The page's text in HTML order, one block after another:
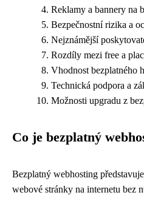
Reklamy a bannery na
Bezpečnostní rizika a
Nejznámější
Rozdíly mezi free a
Vhodnost bezplatného
Technická podpora a
Možnosti upgradu z
Co je bezplatný
Bezplatný webhosting
webové stránky na internetu bez